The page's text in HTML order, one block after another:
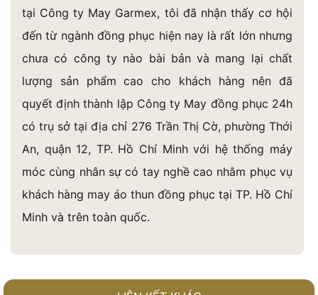
tại Công ty May Garmex, tôi đã nhận thấy cơ hội
đến từ ngành đồng phục hiện nay là rất lớn nhưng
chưa có công ty nào bài bản và mang lại chất
lượng sản phẩm cao cho khách hàng nên đã
quyết định thành lập Công ty May đồng phục 24h
có trụ sở tại địa chỉ 276 Trần Thị Cờ, phường Thới
An, quận 12, TP. Hồ Chí Minh với hệ thống máy
móc cùng nhân sự có tay nghề cao nhằm phục vụ
khách hàng may áo thun đồng phục tại TP. Hồ Chí
Minh và trên toàn quốc.